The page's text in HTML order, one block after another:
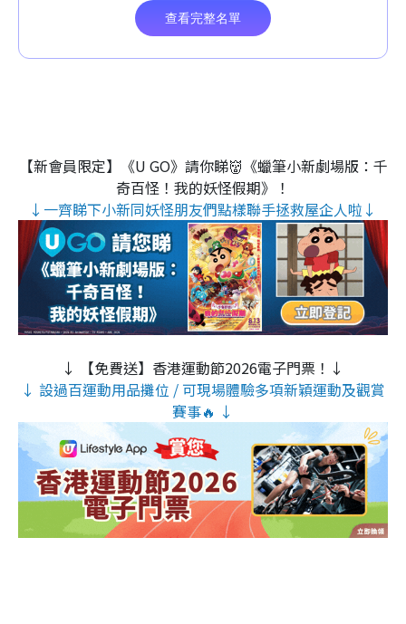
【新會員限定】《U GO》請你睇👹《蠟筆小新劇場版：千
奇百怪！我的妖怪假期》！
↓一齊睇下小新同妖怪朋友們點樣聯手拯救屋企人啦↓
↓ 【免費送】香港運動節2026電子門票！↓
↓ 設過百運動用品攤位 / 可現場體驗多項新穎運動及觀賞
賽事🔥 ↓